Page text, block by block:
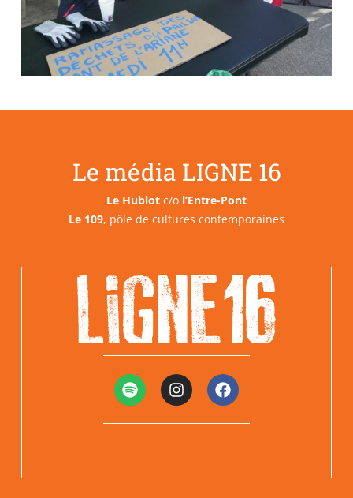
Le média LIGNE 16
Le Hublot c/o l’Entre-Pont
Le 109, pôle de cultures contemporaines
–